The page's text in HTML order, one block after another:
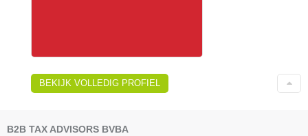
BEKIJK VOLLEDIG PROFIEL
B2B TAX ADVISORS BVBA